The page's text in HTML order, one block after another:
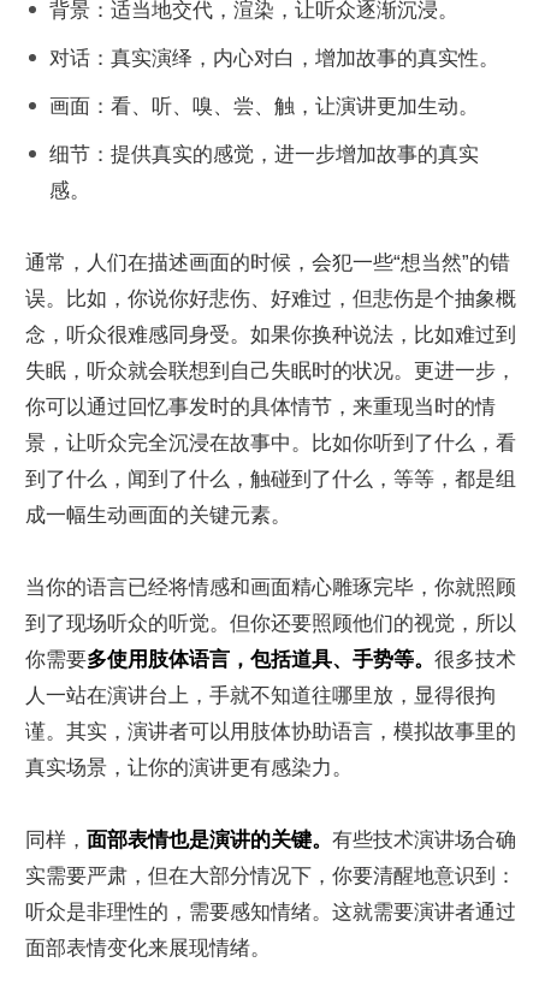
背景：适当地交代，渲染，让听众逐渐沉浸。
对话：真实演绎，内心对白，增加故事的真实性。
画面：看、听、嗅、尝、触，让演讲更加生动。
细节：提供真实的感觉，进一步增加故事的真实
感。
通常，人们在描述画面的时候，会犯一些“想当然”的错
误。比如，你说你好悲伤、好难过，但悲伤是个抽象概
念，听众很难感同身受。如果你换种说法，比如难过到
失眠，听众就会联想到自己失眠时的状况。更进一步，
你可以通过回忆事发时的具体情节，来重现当时的情
景，让听众完全沉浸在故事中。比如你听到了什么，看
到了什么，闻到了什么，触碰到了什么，等等，都是组
成一幅生动画面的关键元素。
当你的语言已经将情感和画面精心雕琢完毕，你就照顾
到了现场听众的听觉。但你还要照顾他们的视觉，所以
你需要多使用肢体语言，包括道具、手势等。 很多技术
人一站在演讲台上，手就不知道往哪里放，显得很拘
谨。其实，演讲者可以用肢体协助语言，模拟故事里的
真实场景，让你的演讲更有感染力。
同样， 面部表情也是演讲的关键。 有些技术演讲场合确
实需要严肃，但在大部分情况下，你要清醒地意识到：
听众是非理性的，需要感知情绪。这就需要演讲者通过
面部表情变化来展现情绪。